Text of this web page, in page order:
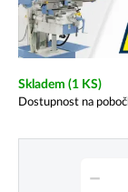
Skladem (1 KS)
Dostupnost na
–